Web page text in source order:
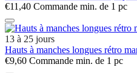
€11,40 Commande min. de 1 pc
13 à 25 jours
Hauts à manches longues rétro
€9,60 Commande min. de 1 pc